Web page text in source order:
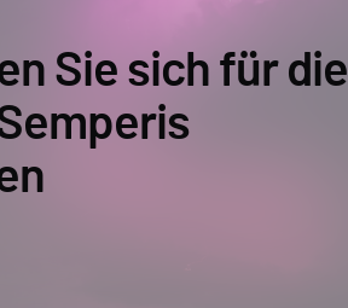
Sie sich für die